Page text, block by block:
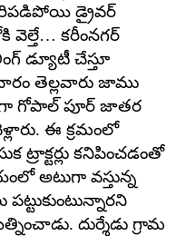
డ్రైవర్
కరీంనగర్
డ్యూటీ చేస్తూ
తెల్లవారు జాము
గోపాల్ పూర్ జాతర
ఈ క్రమంలో
కనిపించడంతో
అటుగా వస్తున్న
దుర్శేడు గ్రామ